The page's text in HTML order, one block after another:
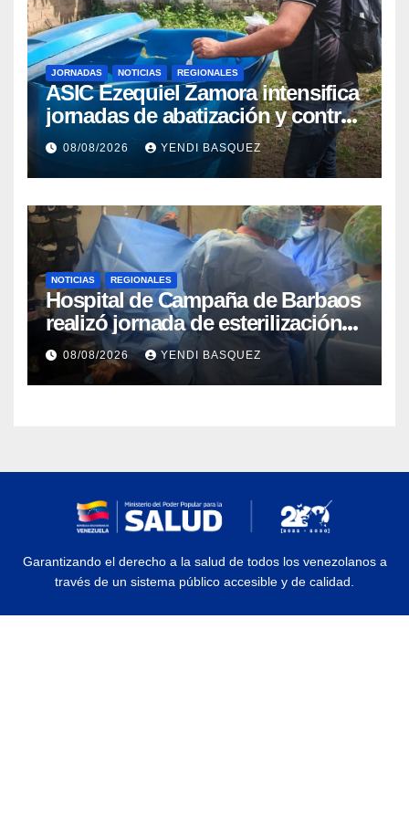
JORNADAS NOTICIAS REGIONALES
ASIC Ezequiel Zamora intensifica
jornadas de abatización y control
de vectores en comunidades del
Guárico
08/08/2026 YENDI BASQUEZ
NOTICIAS REGIONALES
Hospital de Campaña de Barbaos
realizó jornada de esterilización
quirúrgica en Guarenas
08/08/2026 YENDI BASQUEZ
Garantizando el derecho a la salud de todos los venezolanos a
través de un sistema público accesible y de calidad.